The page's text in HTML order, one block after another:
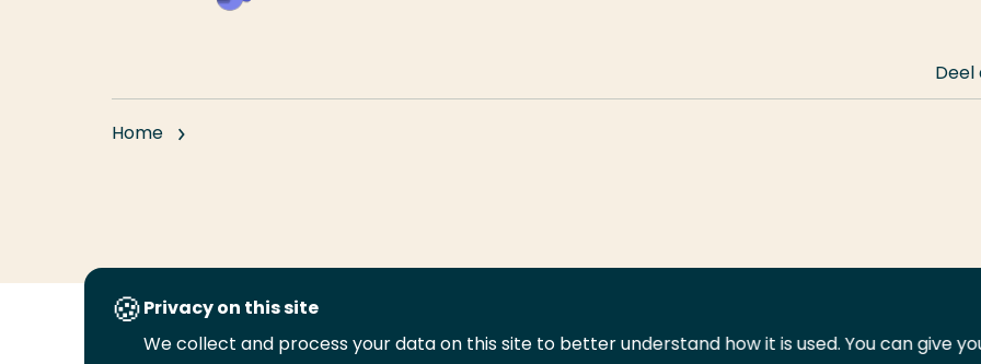
Home
Deel
VolgVolgVolgVolg
Privacy on this site
We collect and process your data on this site to better understand how it is used. You can give